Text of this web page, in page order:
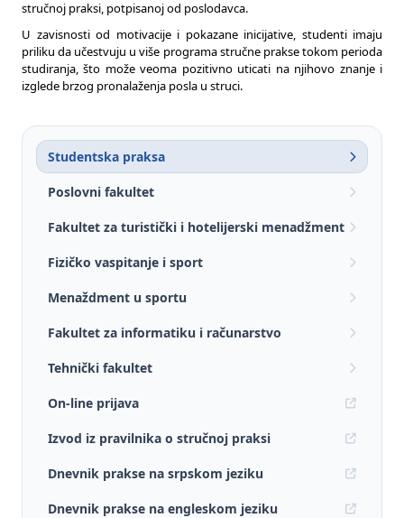
Studentska praksa
Poslovni fakultet
Fakultet za turistički i hotelijerski menadžment
Fizičko vaspitanje i sport
Menaždment u sportu
Fakultet za informatiku i računarstvo
Tehnički fakultet
On-line prijava
Izvod iz pravilnika o stručnoj praksi
Dnevnik prakse na srpskom jeziku
Dnevnik prakse na engleskom jeziku
stručnoj praksi, potpisanoj od poslodavca.
U zavisnosti od motivacije i pokazane inicijative, studenti imaju
priliku da učestvuju u više programa stručne prakse tokom perioda
studiranja, što može veoma pozitivno uticati na njihovo znanje i
izglede brzog pronalaženja posla u struci.